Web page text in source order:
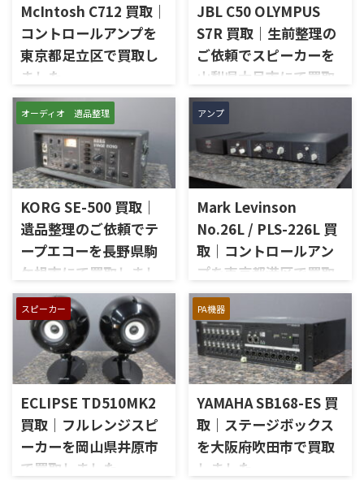
McIntosh C712 買取｜
コントロールアンプを
東京都足立区で買取し
ました
東京都足立区で、McIntoshの
コントロールアンプ「C712」
を出張買取させていただきま
した。今回のお品物は、
McIntoshらしいガラスパネル
デザインとリモート操作機能
を備えた2chソリッドステート
式のコントロールアンプで、左
右チャンネルの音出し、入力
切替、ボリューム、トーンコン
トロール、MMフォノ入力、バ
外観コンディション、リモコン
など付属品の有無を確認しな
がら査定いたしました。 買取
商品：McIntosh C712 メーカ
ー：McIntosh / マッキントッ
JBL C50 OLYMPUS
S7R 買取｜生前整理の
ご依頼でスピーカーを
山梨県大月市にて買取
しました
山梨県大月市で、生前整理に伴
いJBLの大型スピーカー「C50
OLYMPUS S7R」を出張買取さ
せていただきました。今回の
お品物は、長年大切に音楽を
楽しまれてきたご本人様より、
オーディオ機器の整理を進めた
いとのご相談をいただいたも
のです。 JBL C50 OLYMPUS
S7Rは、Olympus専用エンクロ
ージャーにLE15Aウーファー、
PR15パッシブラジエーター、
LE85ドライバー、HL91ホー
ン、LX5ネットワークなどを組
み合わせたヴィンテージJBLの
スピーカーシステムです。査定
では、左右ペアの音 ...
オーディオ 遺品整理
KORG SE-500 買取｜
遺品整理のご依頼でテ
ープエコーを長野県駒
ケ根市にて買取しまし
た
長野県駒ケ根市で、遺品整理に
伴いKORGのテープエコー
「SE-500 Stage Echo」を出張
買取させていただきました。
今回のお品物は、前オーナー
様が大切に保管されていたヴ
ィンテージのテープエコーで、
ご家族様より「価値があるも
のか分からないので、処分する
前に見てほしい」とご相談い
アンプ
Mark Levinson
No.26L / PLS-226L 買
取｜コントロールアン
プを東京都港区で買取
しました
東京都港区で、Mark Levinson
のコントロールアンプ
「No.26L / PLS-226L」を出張
買取させていただきました。
今回のお品物は、アンプ部
No.26Lと外部電源部PLS-226L
で構成されるセパレートタイ
プのプリアンプで、左右チャン
ネルの音出し状態、入力切
替、ボリューム、バランス、
スピーカー
ECLIPSE TD510MK2
買取｜フルレンジスピ
ーカーを岡山県井原市
で買取しました
PA機器
YAMAHA SB168-ES 買
取｜ステージボックス
を大阪府吹田市で買取
しました